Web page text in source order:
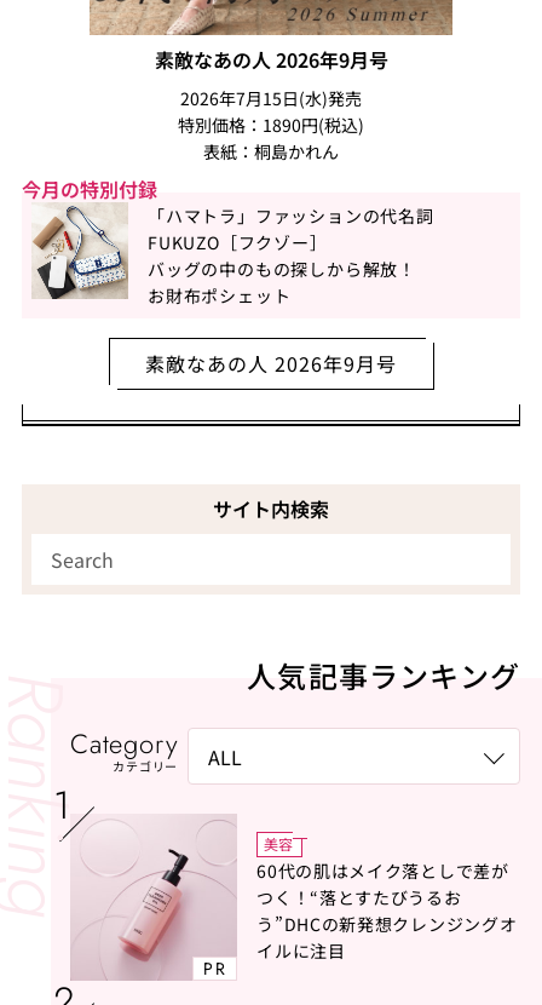
素敵なあの人 2026年9月号
2026年7月15日(水)発売
特別価格：1890円(税込)
表紙：桐島かれん
今月の特別付録
「ハマトラ」ファッションの代名詞
FUKUZO［フクゾー］
バッグの中のもの探しから解放！
お財布ポシェット
素敵なあの人 2026年9月号
サイト内検索
人気記事ランキング
Category
カテゴリー
PR
美容
60代の肌はメイク落としで差が
つく！“落とすたびうるお
う”DHCの新発想クレンジングオ
イルに注目